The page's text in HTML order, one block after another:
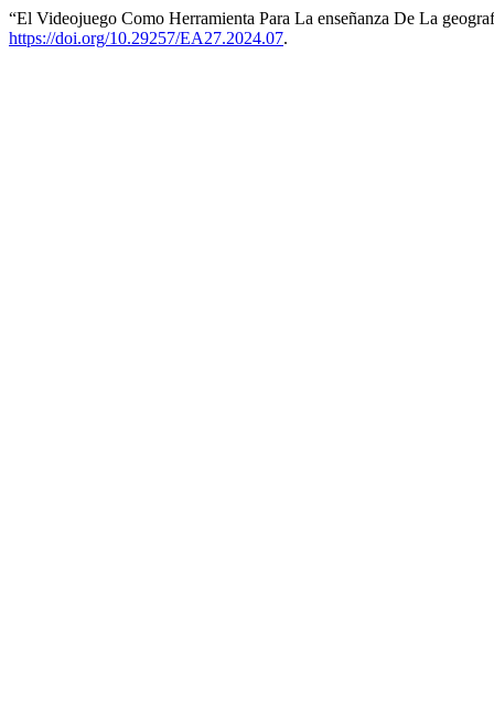
“El Videojuego Como Herramienta Para La enseñanza De La
https://doi.org/10.29257/EA27.2024.07.